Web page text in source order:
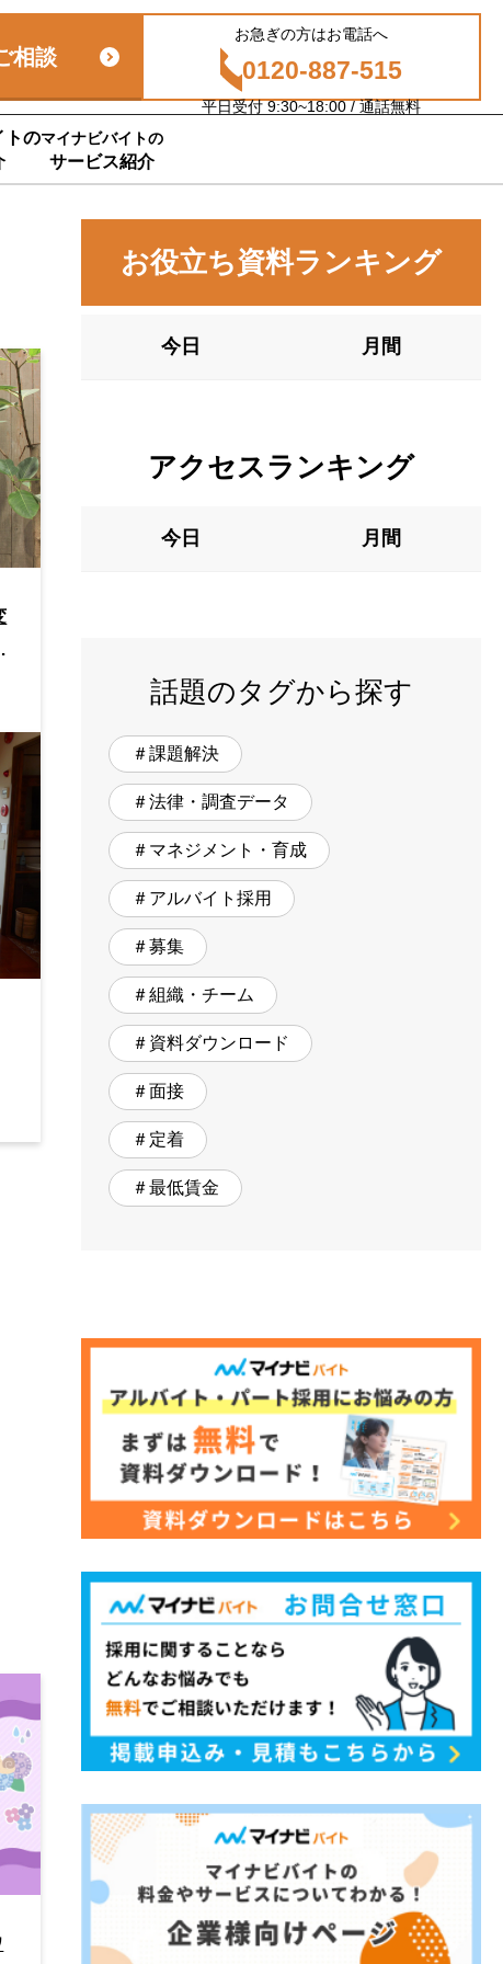
相談
お急ぎの方はお電話へ
0120-887-515
平日受付 9:30~18:00 / 通話無料
トのマイナビバイトの
サービス紹介
お役立ち資料ランキング
今日 月間
アクセスランキング
今日 月間
話題のタグから探す
＃課題解決
＃法律・調査データ
＃マネジメント・育成
＃アルバイト採用
＃募集
＃組織・チーム
＃資料ダウンロード
＃面接
＃定着
＃最低賃金